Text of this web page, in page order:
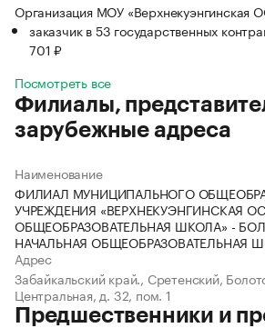
Организация МОУ «Верхнекуэнгинская
заказчик в 53 государственных
701 ₽
Посмотреть все
Филиалы,
зарубежные адреса
Наименование
ФИЛИАЛ МУНИЦИПАЛЬНОГО
УЧРЕЖДЕНИЯ «ВЕРХНЕКУЭНГИНСКАЯ
ОБЩЕОБРАЗОВАТЕЛЬНАЯ ШКОЛА» -
НАЧАЛЬНАЯ ОБЩЕОБРАЗОВАТЕЛЬНАЯ
Адрес
Забайкальский край., Сретенский,
Центральная, д. 32, пом. 1
Предшественники и